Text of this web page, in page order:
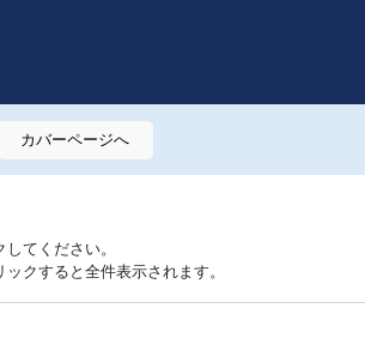
カバーページへ
てください。
クすると全件表示されます。